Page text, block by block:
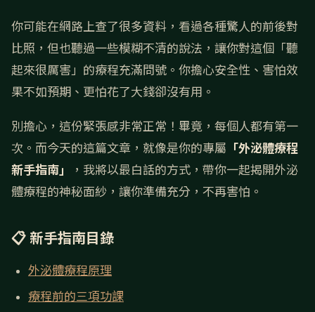
你可能在網路上查了很多資料，看過各種驚人的前後對
比照，但也聽過一些模糊不清的說法，讓你對這個「聽
起來很厲害」的療程充滿問號。你擔心安全性、害怕效
果不如預期、更怕花了大錢卻沒有用。
別擔心，這份緊張感非常正常！畢竟，每個人都有第一
次。而今天的這篇文章，就像是你的專屬 「外泌體療程
新手指南」
，我將以最白話的方式，帶你一起揭開外泌
體療程的神秘面紗，讓你準備充分，不再害怕。
📋 新手指南目錄
外泌體療程原理
療程前的三項功課